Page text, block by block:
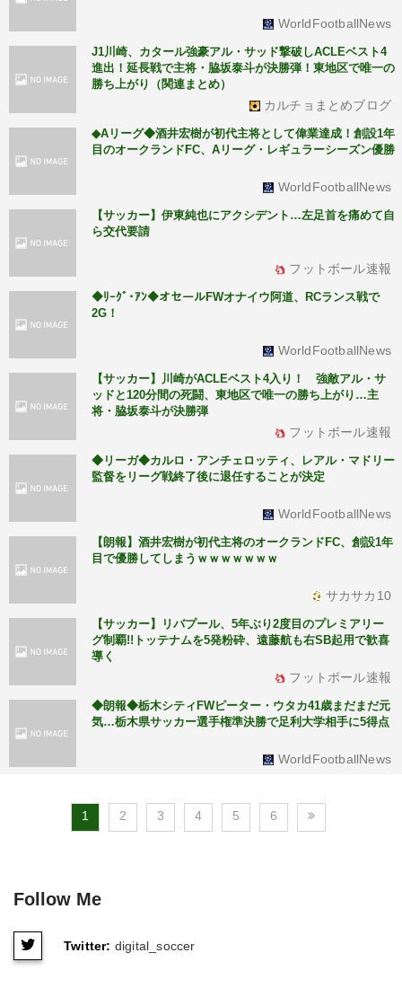
WorldFootballNews
J1川崎、カタール強豪アル・サッド撃破しACLEベスト4
進出！延長戦で主将・脇坂泰斗が決勝弾！東地区で唯一の
勝ち上がり（関連まとめ）
カルチョまとめブログ
◆Aリーグ◆酒井宏樹が初代主将として偉業達成！創設1年
目のオークランドFC、Aリーグ・レギュラーシーズン優勝
WorldFootballNews
【サッカー】伊東純也にアクシデント…左足首を痛めて自
ら交代要請
フットボール速報
◆ﾘｰｸﾞ･ｱﾝ◆オセールFWオナイウ阿道、RCランス戦で
2G！
WorldFootballNews
【サッカー】川崎がACLEベスト4入り！ 強敵アル・サ
ッドと120分間の死闘、東地区で唯一の勝ち上がり…主
将・脇坂泰斗が決勝弾
フットボール速報
◆リーガ◆カルロ・アンチェロッティ、レアル・マドリー
監督をリーグ戦終了後に退任することが決定
WorldFootballNews
【朗報】酒井宏樹が初代主将のオークランドFC、創設1年
目で優勝してしまうｗｗｗｗｗｗｗ
サカサカ10
【サッカー】リバプール、5年ぶり2度目のプレミアリー
グ制覇!!トッテナムを5発粉砕、遠藤航も右SB起用で歓喜
導く
フットボール速報
◆朗報◆栃木シティFWピーター・ウタカ41歳まだまだ元
気…栃木県サッカー選手権準決勝で足利大学相手に5得点
WorldFootballNews
1 2 3 4 5 6
Follow Me
Twitter: digital_soccer